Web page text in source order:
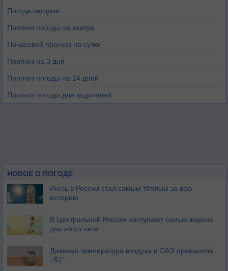
Погода сегодня
Прогноз погоды на завтра
Почасовой прогноз на сутки
Прогноз на 3 дня
Прогноз погоды на 14 дней
Прогноз погоды для водителей
НОВОЕ О ПОГОДЕ
Июль в России стал самым тёплым за всю
историю
В Центральной России наступают самые жаркие
дни этого лета
Дневная температура воздуха в ОАЭ превысила
+51°